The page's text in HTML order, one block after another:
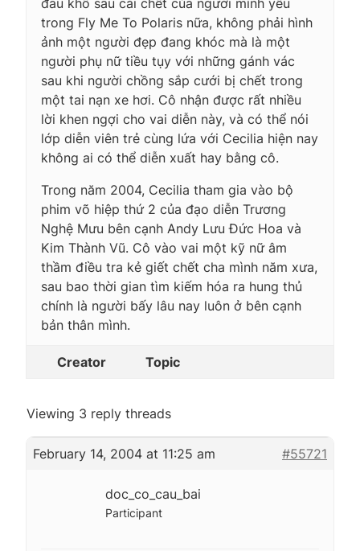
trong Fly Me To Polaris nữa, không phải hình
ảnh một người đẹp đang khóc mà là một
người phụ nữ tiều tụy với những gánh vác
sau khi người chồng sắp cưới bị chết trong
một tai nạn xe hơi. Cô nhận được rất nhiều
lời khen ngợi cho vai diễn này, và có thể nói
lớp diễn viên trẻ cùng lứa với Cecilia hiện nay
không ai có thể diễn xuất hay bằng cô.
Trong năm 2004, Cecilia tham gia vào bộ
phim võ hiệp thứ 2 của đạo diễn Trương
Nghệ Mưu bên cạnh Andy Lưu Đức Hoa và
Kim Thành Vũ. Cô vào vai một kỹ nữ âm
thầm điều tra kẻ giết chết cha mình năm xưa,
sau bao thời gian tìm kiếm hóa ra hung thủ
chính là người bấy lâu nay luôn ở bên cạnh
bản thân mình.
Creator Topic
Viewing 3 reply threads
February 14, 2004 at 11:25 am #55721
doc_co_cau_bai
Participant